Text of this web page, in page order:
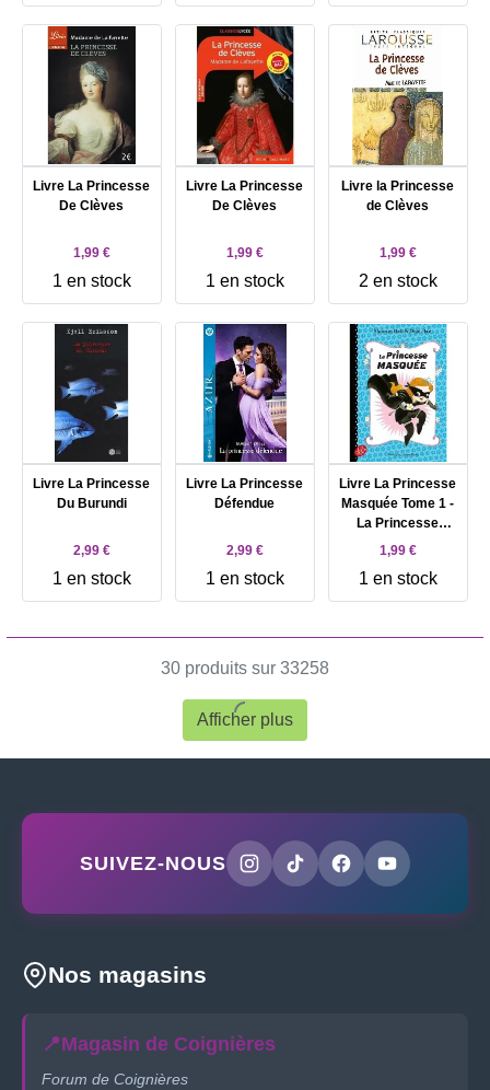
Livre La Princesse
De Clèves
1,99 €
1 en stock
Livre La Princesse
De Clèves
1,99 €
1 en stock
Livre la Princesse
de Clèves
1,99 €
2 en stock
Livre La Princesse
Du Burundi
2,99 €
1 en stock
Livre La Princesse
Défendue
2,99 €
1 en stock
Livre La Princesse
Masquée Tome 1 -
La Princesse
Masquée
1,99 €
1 en stock
30 produits sur 33258
Afficher plus
SUIVEZ-NOUS
Nos magasins
📍Magasin de Coignières
Forum de Coignières